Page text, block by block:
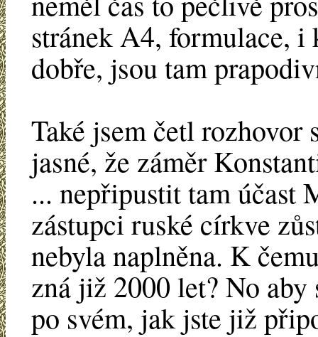
stránek A4, formulace,
dobře, jsou tam
Také jsem četl
jasné, že záměr
... nepřipustit tam účast
zástupci ruské církve
nebyla naplněna. K
zná již 2000 let? No
po svém, jak jste již